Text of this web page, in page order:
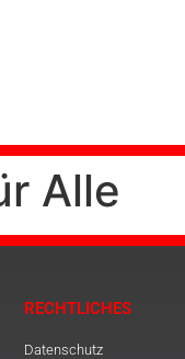
Alle
RECHTLICHES
Datenschutz